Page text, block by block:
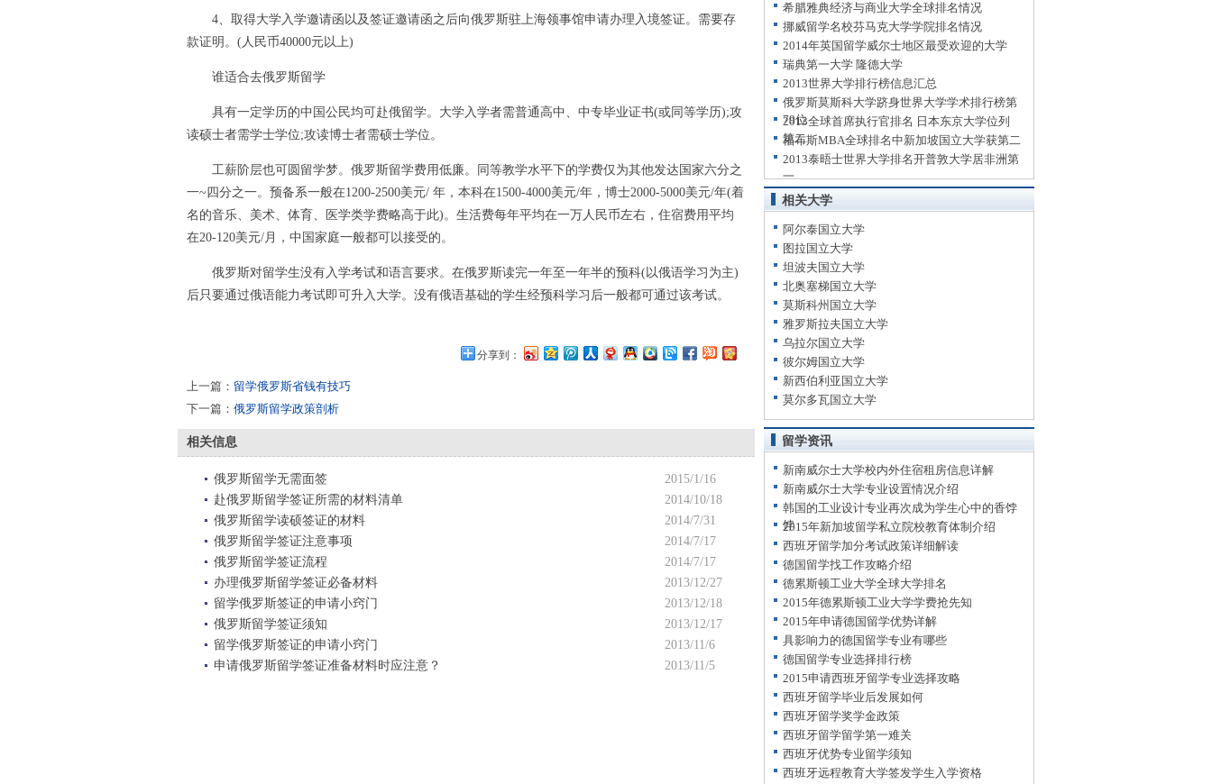
4、取得大学入学邀请函以及签证邀请函之后向俄罗斯驻上海领事馆申请办理入境签证。需要存
款证明。(人民币40000元以上)
谁适合去俄罗斯留学
具有一定学历的中国公民均可赴俄留学。大学入学者需普通高中、中专毕业证书(或同等学历);攻
读硕士者需学士学位;攻读博士者需硕士学位。
工薪阶层也可圆留学梦。俄罗斯留学费用低廉。同等教学水平下的学费仅为其他发达国家六分之
一~四分之一。预备系一般在1200-2500美元/ 年，本科在1500-4000美元/年，博士2000-5000美元/年(着
名的音乐、美术、体育、医学类学费略高于此)。生活费每年平均在一万人民币左右，住宿费用平均
在20-120美元/月，中国家庭一般都可以接受的。
俄罗斯对留学生没有入学考试和语言要求。在俄罗斯读完一年至一年半的预科(以俄语学习为主)
后只要通过俄语能力考试即可升入大学。没有俄语基础的学生经预科学习后一般都可通过该考试。
分享到：
上一篇： 留学俄罗斯省钱有技巧
下一篇： 俄罗斯留学政策剖析
相关信息
2015/1/16
俄罗斯留学无需面签
2014/10/18
赴俄罗斯留学签证所需的材料清单
2014/7/31
俄罗斯留学读硕签证的材料
2014/7/17
俄罗斯留学签证注意事项
2014/7/17
俄罗斯留学签证流程
2013/12/27
办理俄罗斯留学签证必备材料
2013/12/18
留学俄罗斯签证的申请小窍门
2013/12/17
俄罗斯留学签证须知
2013/11/6
留学俄罗斯签证的申请小窍门
2013/11/5
申请俄罗斯留学签证准备材料时应注意？
希腊雅典经济与商业大学全球排名情况
挪威留学名校芬马克大学学院排名情况
2014年英国留学威尔士地区最受欢迎的大学
瑞典第一大学 隆德大学
2013世界大学排行榜信息汇总
俄罗斯莫斯科大学跻身世界大学学术排行榜第
79位
2013全球首席执行官排名 日本东京大学位列
第二
福布斯MBA全球排名中新加坡国立大学获第二
2013泰晤士世界大学排名开普敦大学居非洲第
一
相关大学
阿尔泰国立大学
图拉国立大学
坦波夫国立大学
北奥塞梯国立大学
莫斯科州国立大学
雅罗斯拉夫国立大学
乌拉尔国立大学
彼尔姆国立大学
新西伯利亚国立大学
莫尔多瓦国立大学
留学资讯
新南威尔士大学校内外住宿租房信息详解
新南威尔士大学专业设置情况介绍
韩国的工业设计专业再次成为学生心中的香饽
饽
2015年新加坡留学私立院校教育体制介绍
西班牙留学加分考试政策详细解读
德国留学找工作攻略介绍
德累斯顿工业大学全球大学排名
2015年德累斯顿工业大学学费抢先知
2015年申请德国留学优势详解
具影响力的德国留学专业有哪些
德国留学专业选择排行榜
2015申请西班牙留学专业选择攻略
西班牙留学毕业后发展如何
西班牙留学奖学金政策
西班牙留学留学第一难关
西班牙优势专业留学须知
西班牙远程教育大学签发学生入学资格